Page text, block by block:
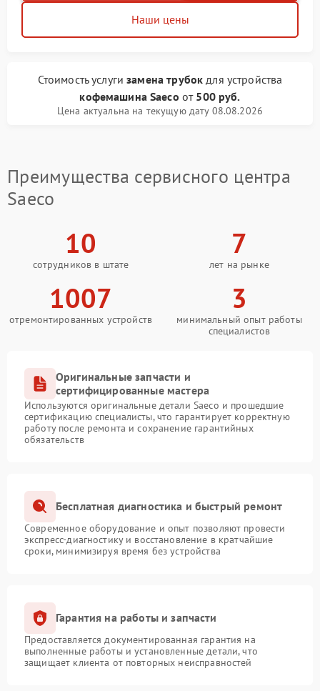
Наши цены
Стоимость услугизамена трубок для устройства
кофемашина Saeco от 500 руб.
Цена актуальна на текущую дату 08.08.2026
Преимущества сервисного центра
Saeco
10
сотрудников в штате
7
лет на рынке
1007
отремонтированных устройств
3
минимальный опыт работы
специалистов
Оригинальные запчасти и
сертифицированные мастера
Используются оригинальные детали Saeco и прошедшие
сертификацию специалисты, что гарантирует корректную
работу после ремонта и сохранение гарантийных
обязательств
Бесплатная диагностика и быстрый ремонт
Современное оборудование и опыт позволяют провести
экспресс-диагностику и восстановление в кратчайшие
сроки, минимизируя время без устройства
Гарантия на работы и запчасти
Предоставляется документированная гарантия на
выполненные работы и установленные детали, что
защищает клиента от повторных неисправностей